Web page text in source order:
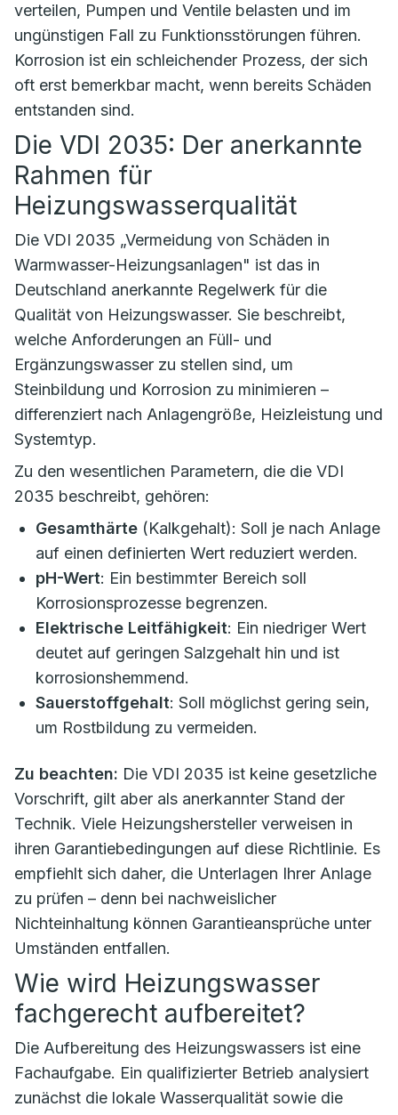
verteilen, Pumpen und Ventile belasten und im
ungünstigen Fall zu Funktionsstörungen führen.
Korrosion ist ein schleichender Prozess, der sich
oft erst bemerkbar macht, wenn bereits Schäden
entstanden sind.
Die VDI 2035: Der anerkannte
Rahmen für
Heizungswasserqualität
Die VDI 2035 „Vermeidung von Schäden in
Warmwasser-Heizungsanlagen" ist das in
Deutschland anerkannte Regelwerk für die
Qualität von Heizungswasser. Sie beschreibt,
welche Anforderungen an Füll- und
Ergänzungswasser zu stellen sind, um
Steinbildung und Korrosion zu minimieren –
differenziert nach Anlagengröße, Heizleistung und
Systemtyp.
Zu den wesentlichen Parametern, die die VDI
2035 beschreibt, gehören:
Gesamthärte (Kalkgehalt): Soll je nach Anlage
auf einen definierten Wert reduziert werden.
pH-Wert: Ein bestimmter Bereich soll
Korrosionsprozesse begrenzen.
Elektrische Leitfähigkeit: Ein niedriger Wert
deutet auf geringen Salzgehalt hin und ist
korrosionshemmend.
Sauerstoffgehalt: Soll möglichst gering sein,
um Rostbildung zu vermeiden.
Zu beachten: Die VDI 2035 ist keine gesetzliche
Vorschrift, gilt aber als anerkannter Stand der
Technik. Viele Heizungshersteller verweisen in
ihren Garantiebedingungen auf diese Richtlinie. Es
empfiehlt sich daher, die Unterlagen Ihrer Anlage
zu prüfen – denn bei nachweislicher
Nichteinhaltung können Garantieansprüche unter
Umständen entfallen.
Wie wird Heizungswasser
fachgerecht aufbereitet?
Die Aufbereitung des Heizungswassers ist eine
Fachaufgabe. Ein qualifizierter Betrieb analysiert
zunächst die lokale Wasserqualität sowie die